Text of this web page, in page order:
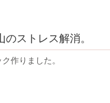
のストレス解消。
作りました。